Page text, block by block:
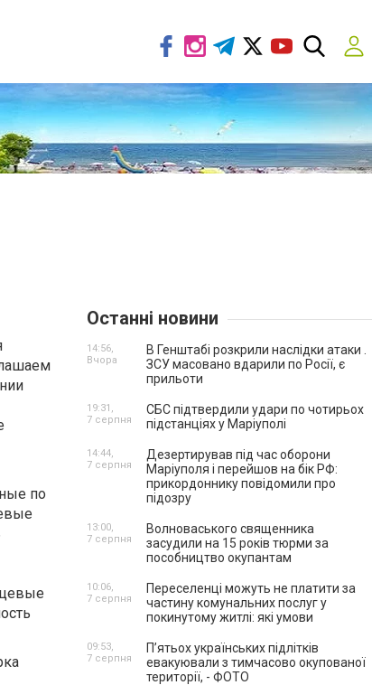
по
Останні новини
В Генштабі розкрили наслідки атаки .
ЗСУ масовано вдарили по Росії, є
прильоти
14:56,
Вчора
СБС підтвердили удари по чотирьох
підстанціях у Маріуполі
19:31,
7 серпня
Дезертирував під час оборони
Маріуполя і перейшов на бік РФ:
прикордоннику повідомили про
підозру
14:44,
7 серпня
Волноваського священника
засудили на 15 років тюрми за
пособництво окупантам
13:00,
7 серпня
Переселенці можуть не платити за
частину комунальних послуг у
покинутому житлі: які умови
10:06,
7 серпня
П’ятьох українських підлітків
евакуювали з тимчасово окупованої
території, - ФОТО
09:53,
7 серпня